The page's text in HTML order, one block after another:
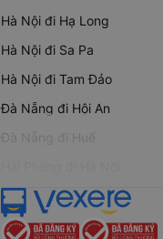
Hà Nội đi Hạ Long
Hà Nội đi Sa Pa
Hà Nội đi Tam Đảo
Đà Nẵng đi Hội An
Đà Nẵng đi Huế